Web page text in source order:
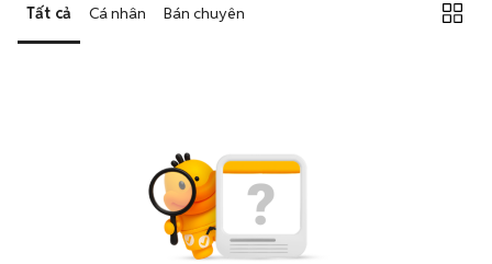
Tất cả Cá nhân Bán chuyên